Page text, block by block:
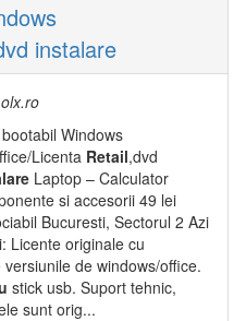
instalare
Windows
Licenta Retail,dvd
Laptop – Calculator
si accesorii 49 lei
Bucuresti, Sectorul 2 Azi
Licente originale cu
de windows/office.
stick usb. Suport tehnic,
sunt orig...